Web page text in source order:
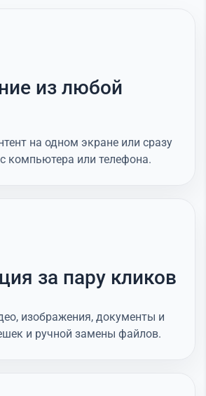
из любой
на одном экране или сразу
компьютера или телефона.
за пару кликов
изображения, документы и
и ручной замены файлов.